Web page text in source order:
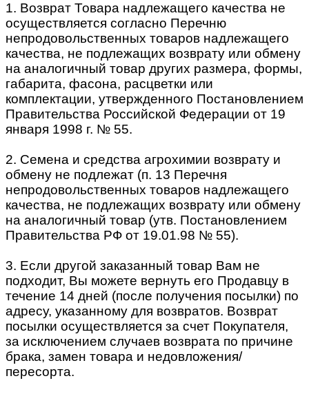
1. Возврат Товара надлежащего качества не
осуществляется согласно Перечню
непродовольственных товаров надлежащего
качества, не подлежащих возврату или обмену
на аналогичный товар других размера, формы,
габарита, фасона, расцветки или
комплектации, утвержденного Постановлением
Правительства Российской Федерации от 19
января 1998 г. № 55.
2. Семена и средства агрохимии возврату и
обмену не подлежат (п. 13 Перечня
непродовольственных товаров надлежащего
качества, не подлежащих возврату или обмену
на аналогичный товар (утв. Постановлением
Правительства РФ от 19.01.98 № 55).
3. Если другой заказанный товар Вам не
подходит, Вы можете вернуть его Продавцу в
течение 14 дней (после получения посылки) по
адресу, указанному для возвратов. Возврат
посылки осуществляется за счет Покупателя,
за исключением случаев возврата по причине
брака, замен товара и недовложения/
пересорта.